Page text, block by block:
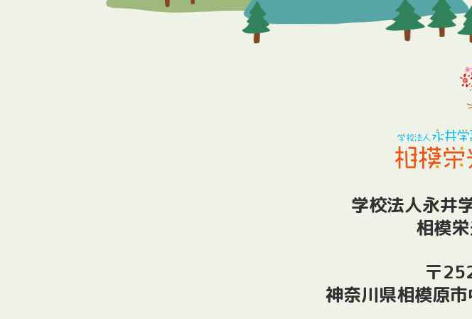
学校法人永井
相模
〒
神奈川県相模原